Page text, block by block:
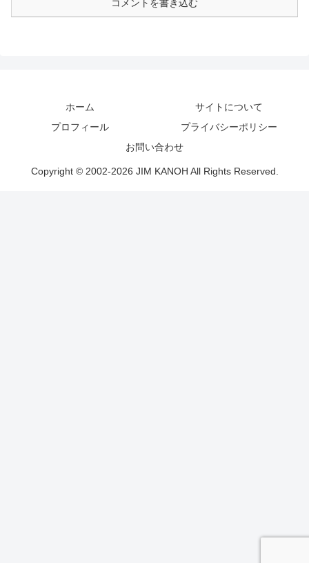
コメントを書き込む
ホーム
サイトについて
プロフィール
プライバシーポリシー
お問い合わせ
Copyright © 2002-2026 JIM KANOH All Rights Reserved.